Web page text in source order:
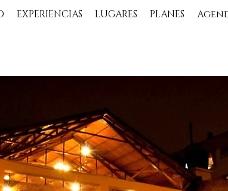
EXPERIENCIAS LUGARES PLANES